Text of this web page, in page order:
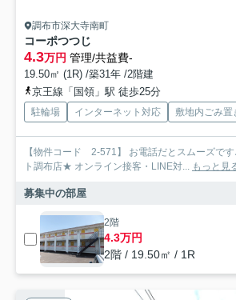
調布市深大寺南町
コーポつつじ
4.3万円 管理/共益費-
19.50㎡ (1R) /築31年 /2階建
京王線「国領」駅 徒歩25分
駐輪場 インターネット対応 敷地内ごみ置
【物件コード 2-571】 お電話だとスムーズで
ト調布店★ オンライン接客・LINE対... もっと見
募集中の部屋
2階
4.3万円
2階 / 19.50㎡ / 1R